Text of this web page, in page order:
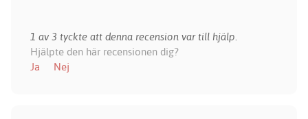
1 av 3 tyckte att denna recension var till hjälp.
Hjälpte den här recensionen dig?
Ja
Nej